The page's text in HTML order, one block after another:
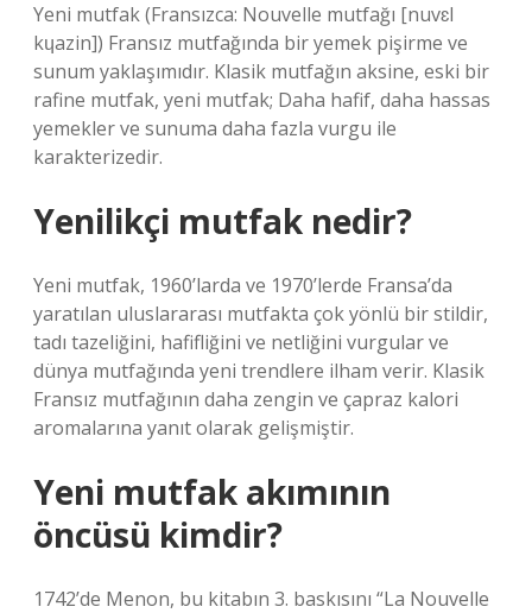
Yeni mutfak (Fransızca: Nouvelle mutfağı [nuvɛl
kɥazin]) Fransız mutfağında bir yemek pişirme ve
sunum yaklaşımıdır. Klasik mutfağın aksine, eski bir
rafine mutfak, yeni mutfak; Daha hafif, daha hassas
yemekler ve sunuma daha fazla vurgu ile
karakterizedir.
Yenilikçi mutfak nedir?
Yeni mutfak, 1960’larda ve 1970’lerde Fransa’da
yaratılan uluslararası mutfakta çok yönlü bir stildir,
tadı tazeliğini, hafifliğini ve netliğini vurgular ve
dünya mutfağında yeni trendlere ilham verir. Klasik
Fransız mutfağının daha zengin ve çapraz kalori
aromalarına yanıt olarak gelişmiştir.
Yeni mutfak akımının
öncüsü kimdir?
1742’de Menon, bu kitabın 3. baskısını “La Nouvelle